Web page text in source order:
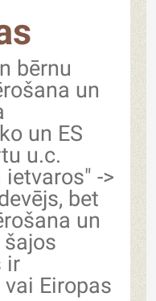
bērnu
un
un ES
u.c.
->
bet
un
ir
Eiropas